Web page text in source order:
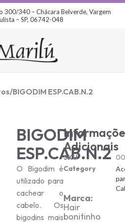
300/340 – Chácara Belverde, Vargem
– SP, 06742-048
/BIGODIM ESP.CAB.N.2
BIGODIM
ESP.CAB.N.2
O Bigodim é
utilizado para
cachear o
cabelo. Os
bigodins mais
Adicionais
SKU
Category
Marca:
Hair
bonitinho